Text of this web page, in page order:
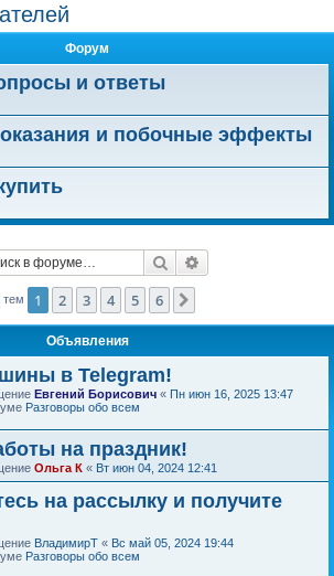
Форум
и ответы
и побочные эффекты
Поиск
тем 1 2 3 4 5 6
Объявления
в Telegram!
Евгений Борисович « Пн июн 16, 2025 13:47
Разговоры обо всем
на праздник!
Ольга К « Вт июн 04, 2024 12:41
на рассылку и получите
ВладимирТ « Вс май 05, 2024 19:44
Разговоры обо всем